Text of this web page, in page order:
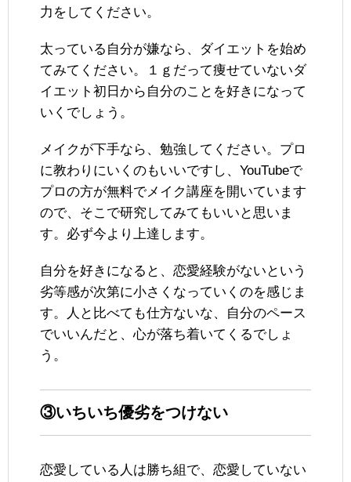
力をしてください。
太っている自分が嫌なら、ダイエットを始め
てみてください。１ｇだって痩せていないダ
イエット初日から自分のことを好きになって
いくでしょう。
メイクが下手なら、勉強してください。プロ
に教わりにいくのもいいですし、YouTubeで
プロの方が無料でメイク講座を開いています
ので、そこで研究してみてもいいと思いま
す。必ず今より上達します。
自分を好きになると、恋愛経験がないという
劣等感が次第に小さくなっていくのを感じま
す。人と比べても仕方ないな、自分のペース
でいいんだと、心が落ち着いてくるでしょ
う。
③いちいち優劣をつけない
恋愛している人は勝ち組で、恋愛していない